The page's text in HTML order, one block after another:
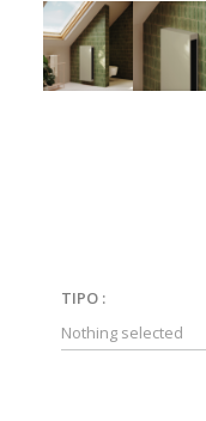
TIPO :
Nothing selected